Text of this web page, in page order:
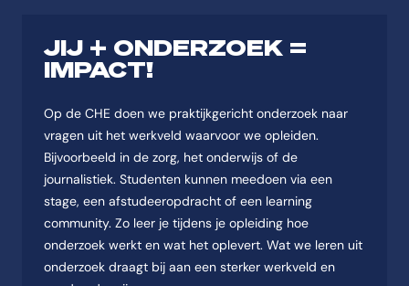
JIJ + ONDERZOEK =
IMPACT!
Op de CHE doen we praktijkgericht onderzoek naar
vragen uit het werkveld waarvoor we opleiden.
Bijvoorbeeld in de zorg, het onderwijs of de
journalistiek. Studenten kunnen meedoen via een
stage, een afstudeeropdracht of een learning
community. Zo leer je tijdens je opleiding hoe
onderzoek werkt en wat het oplevert. Wat we leren uit
onderzoek draagt bij aan een sterker werkveld en